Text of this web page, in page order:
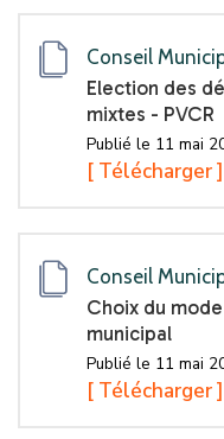
Conseil
Election des
mixtes - PVCR
Publié le 11 mai
[ Télécharger ]
Conseil
Choix du
municipal
Publié le 11 mai
[ Télécharger ]